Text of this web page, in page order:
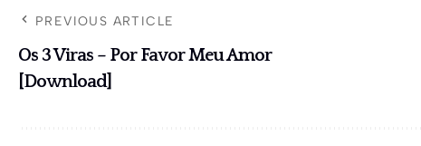
PREVIOUS ARTICLE
Os 3 Viras – Por Favor Meu Amor
[Download]